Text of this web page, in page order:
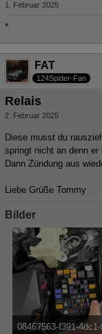
1. Februar 2025
*
FAT
124Spider-Fan
Relais
2. Februar 2025
Diese musst du
springt nicht an denn
Dann Zündung aus
Liebe Grüße Tommy
Bilder
08467563-f391-4dc1-